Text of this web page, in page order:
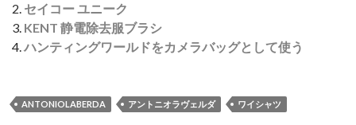
セイコー ユニーク
KENT 静電除去服ブラシ
ハンティングワールドをカメラバッグとして使う
ANTONIOLABERDA アントニオラヴェルダ ワイシャツ